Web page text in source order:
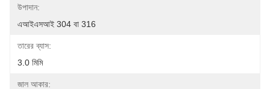
উপাদান:
এআইএসআই 304 বা 316
তারের ব্যাস:
3.0 মিমি
জাল আকার: